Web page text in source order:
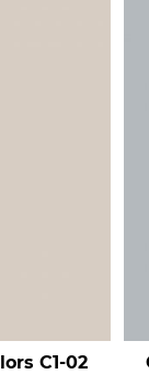
C1-02